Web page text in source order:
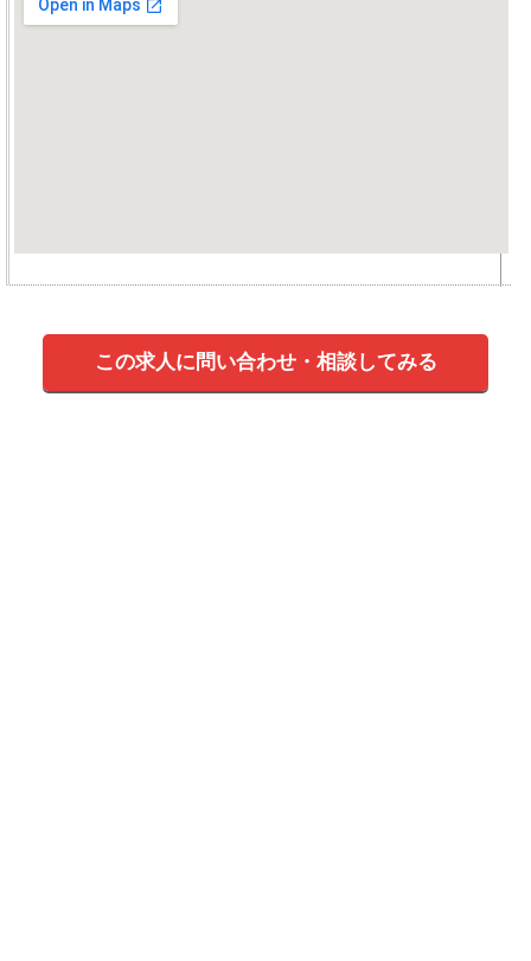
この求人に問い合わせ・相談してみる